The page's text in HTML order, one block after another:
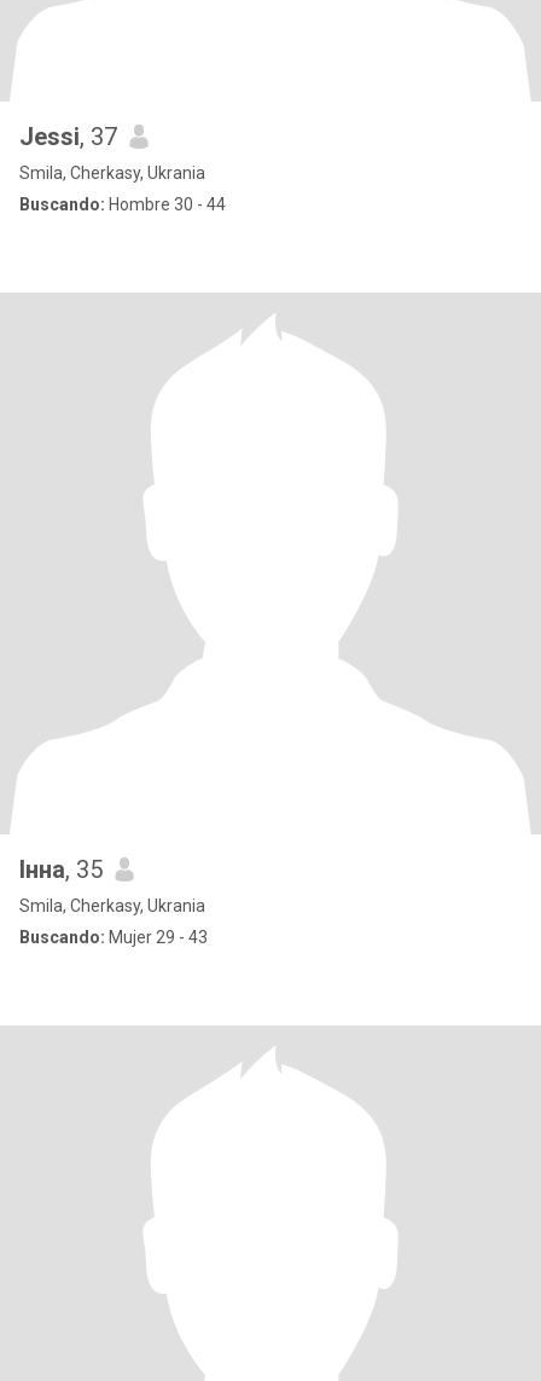
Jessi, 37
Smila, Cherkasy, Ukrania
Buscando: Hombre 30 - 44
Інна, 35
Smila, Cherkasy, Ukrania
Buscando: Mujer 29 - 43